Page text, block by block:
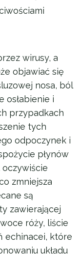
wirusy, a
objawiać się
nosa, ból
osłabienie i
przypadkach
tych
odpoczynek i
płynów
oczywiście
zmniejsza
są
zawierającej
róży, liście
echinacei, które
układu